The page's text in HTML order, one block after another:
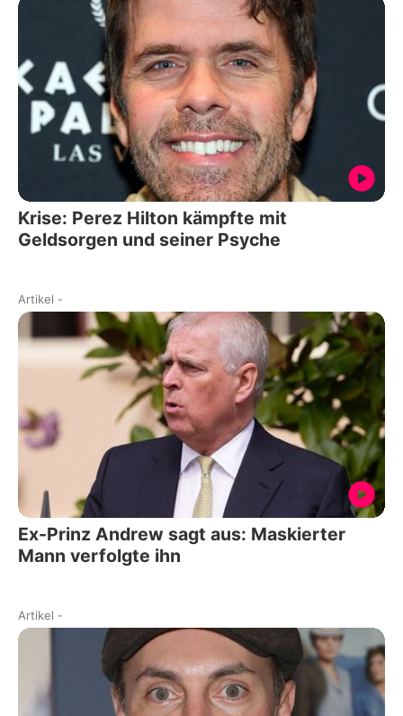
Krise: Perez Hilton kämpfte mit
Geldsorgen und seiner Psyche
Artikel -
Ex-Prinz Andrew sagt aus: Maskierter
Mann verfolgte ihn
Artikel -